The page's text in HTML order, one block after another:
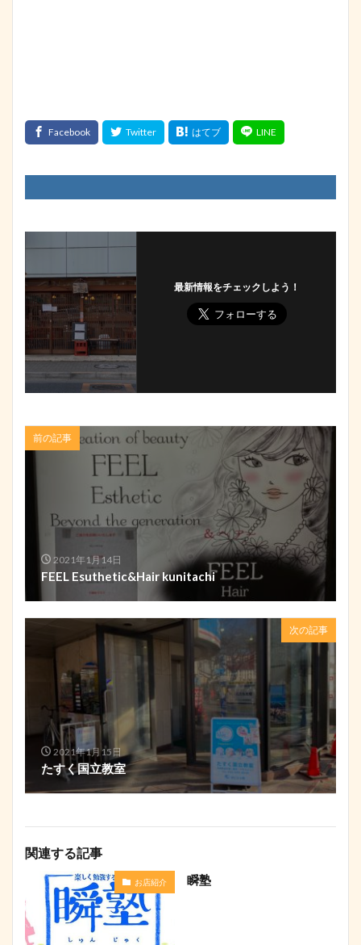
最新情報をチェックしよう！
前の記事
2021年1月14日
FEEL Esuthetic&Hair kunitachi
次の記事
2021年1月15日
たすく国立教室
関連する記事
お店紹介 瞬塾